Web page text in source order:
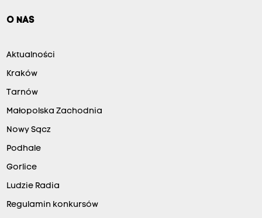
O NAS
Aktualności
Kraków
Tarnów
Małopolska Zachodnia
Nowy Sącz
Podhale
Gorlice
Ludzie Radia
Regulamin konkursów